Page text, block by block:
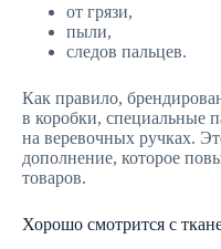
от грязи,
пыли,
следов пальцев.
Как правило,
в коробки, специальные
на веревочных ручках.
дополнение, которое
товаров.
Хорошо смотрится с